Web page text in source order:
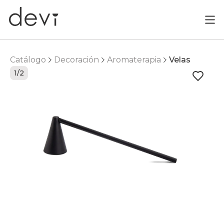
Catálogo Decoración Aromaterapia Velas
1/2